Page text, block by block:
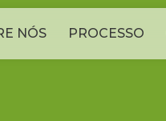
NÓS PROCESSO